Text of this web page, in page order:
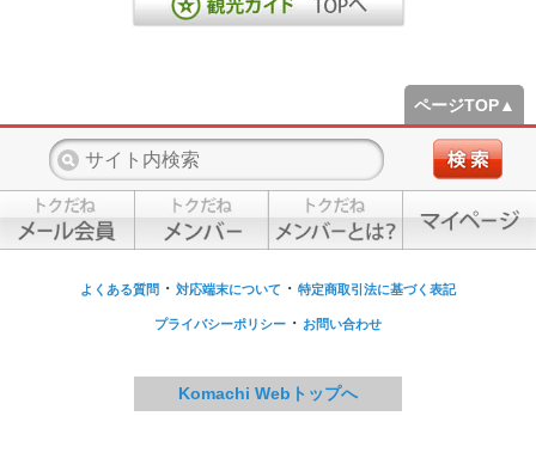
ページTOP▲
よくある質問 ・ 対応端末について ・ 特定商取引法に基づく表記
プライバシーポリシー ・ お問い合わせ
Komachi Webトップへ